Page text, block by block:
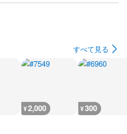
すべて見る
¥2,000 ¥300